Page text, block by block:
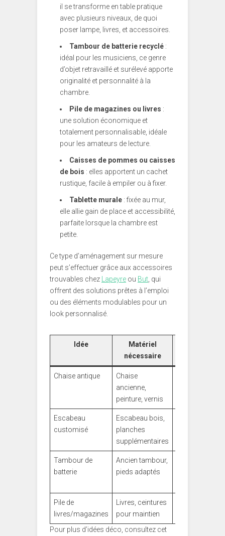
il se transforme en table pratique
avec plusieurs niveaux, de quoi
poser lampe, livres, et accessoires.
Tambour de batterie recyclé :
idéal pour les musiciens, ce genre
d’objet retravaillé et surélevé apporte
originalité et personnalité à la
chambre.
Pile de magazines ou livres :
une solution économique et
totalement personnalisable, idéale
pour les amateurs de lecture.
Caisses de pommes ou caisses
de bois : elles apportent un cachet
rustique, facile à empiler ou à fixer.
Tablette murale : fixée au mur,
elle allie gain de place et accessibilité,
parfaite lorsque la chambre est
petite.
Ce type d’aménagement sur mesure
peut s’effectuer grâce aux accessoires
trouvables chez
Lapeyre ou But , qui
offrent des solutions prêtes à l’emploi
ou des éléments modulables pour un
look personnalisé.
Idée
Matériel
nécessaire
Chaise antique
Chaise
ancienne,
peinture, vernis
Escabeau
customisé
Escabeau bois,
planches
supplémentaires
Tambour de
batterie
Ancien tambour,
pieds adaptés
Pile de
livres/magazines
Livres, ceintures
pour maintien
Pour plus d’idées déco, consultez cet